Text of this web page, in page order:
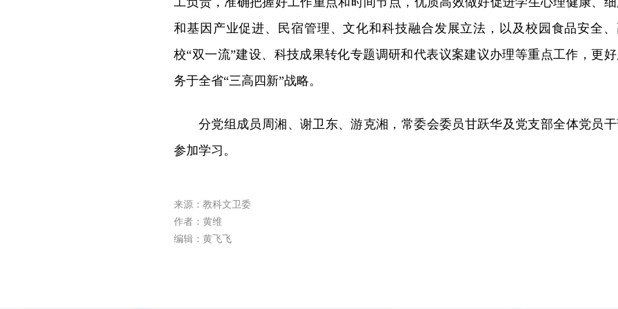
和基因产业促进、民宿管理、文化和科技融合发展立法，以及校园食品安全、
校“双一流”建设、科技成果转化专题调研和代表议案建议办理等重点工作，更好
务于全省“三高四新”战略。
分党组成员周湘、谢卫东、游克湘，常委会委员甘跃华及党支部全体党员
参加学习。
来源：教科文卫委
作者：黄维
编辑：黄飞飞